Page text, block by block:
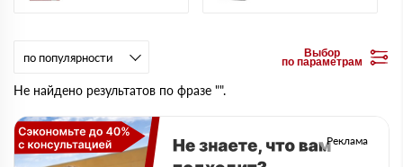
Выбор
по параметрам
Не найдено результатов по фразе "".
Реклама